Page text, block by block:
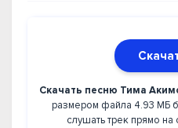
Скачать песню Тима
размером файла 4.93 МБ
слушать трек прямо